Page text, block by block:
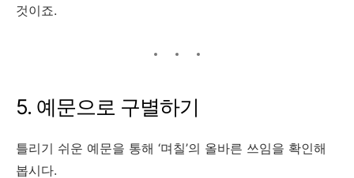
것이죠.
5. 예문으로 구별하기
틀리기 쉬운 예문을 통해 ‘며칠’의 올바른 쓰임을 확인해
봅시다.